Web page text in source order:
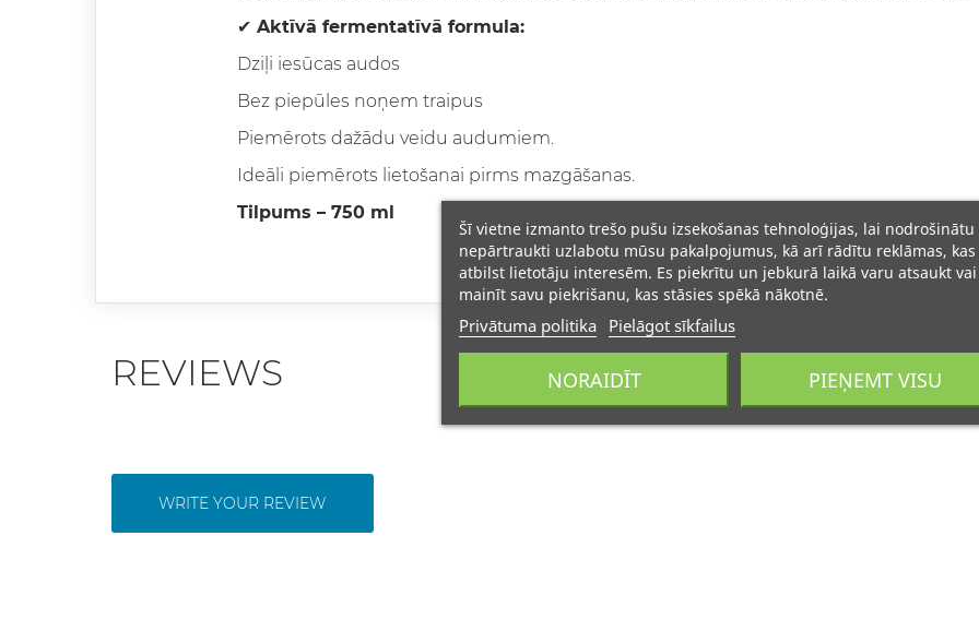
✔ Aktīvā fermentatīvā formula:
Dziļi iesūcas audos
Bez piepūles noņem traipus
Piemērots dažādu veidu audumiem.
Ideāli piemērots lietošanai pirms mazgāšanas.
Tilpums – 750 ml
REVIEWS
WRITE YOUR REVIEW
Šī vietne izmanto trešo pušu izsekošanas tehnoloģijas, lai nodrošinātu
nepārtraukti uzlabotu mūsu pakalpojumus, kā arī rādītu reklāmas, kas
atbilst lietotāju interesēm. Es piekrītu un jebkurā laikā varu atsaukt vai
mainīt savu piekrišanu, kas stāsies spēkā nākotnē.
Privātuma politika Pielāgot sīkfailus
NORAIDĪT PIEŅEMT VISU